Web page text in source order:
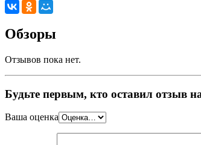
Обзоры
Отзывов пока нет.
Будьте первым, кто оставил отзыв
Ваша оценка